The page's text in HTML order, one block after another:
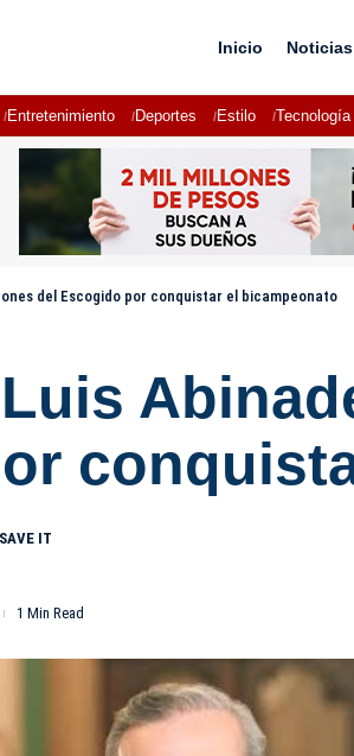
Inicio Noticias
Entretenimiento Deportes Estilo Tecnología
del Escogido por conquistar el bicampeonato
1 Min Read